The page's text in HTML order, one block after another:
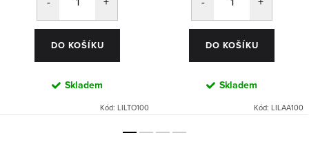
DO KOŠÍKU
Skladem
Kód: LILTO100
DO KOŠÍKU
Skladem
Kód: LILAA100